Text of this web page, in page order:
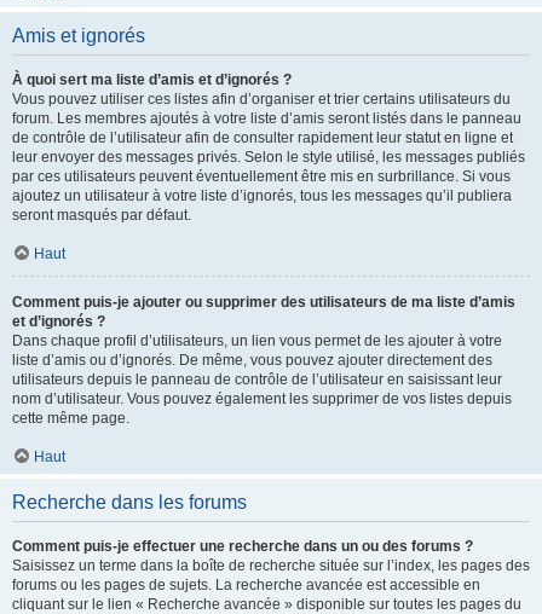
Amis et ignorés
À quoi sert ma liste d’amis et d’ignorés ?
Vous pouvez utiliser ces listes afin d’organiser et trier certains utilisateurs du
forum. Les membres ajoutés à votre liste d’amis seront listés dans le panneau
de contrôle de l’utilisateur afin de consulter rapidement leur statut en ligne et
leur envoyer des messages privés. Selon le style utilisé, les messages publiés
par ces utilisateurs peuvent éventuellement être mis en surbrillance. Si vous
ajoutez un utilisateur à votre liste d’ignorés, tous les messages qu’il publiera
seront masqués par défaut.
Haut
Comment puis-je ajouter ou supprimer des utilisateurs de ma liste d’amis
et d’ignorés ?
Dans chaque profil d’utilisateurs, un lien vous permet de les ajouter à votre
liste d’amis ou d’ignorés. De même, vous pouvez ajouter directement des
utilisateurs depuis le panneau de contrôle de l’utilisateur en saisissant leur
nom d’utilisateur. Vous pouvez également les supprimer de vos listes depuis
cette même page.
Haut
Recherche dans les forums
Comment puis-je effectuer une recherche dans un ou des forums ?
Saisissez un terme dans la boîte de recherche située sur l’index, les pages des
forums ou les pages de sujets. La recherche avancée est accessible en
cliquant sur le lien « Recherche avancée » disponible sur toutes les pages du